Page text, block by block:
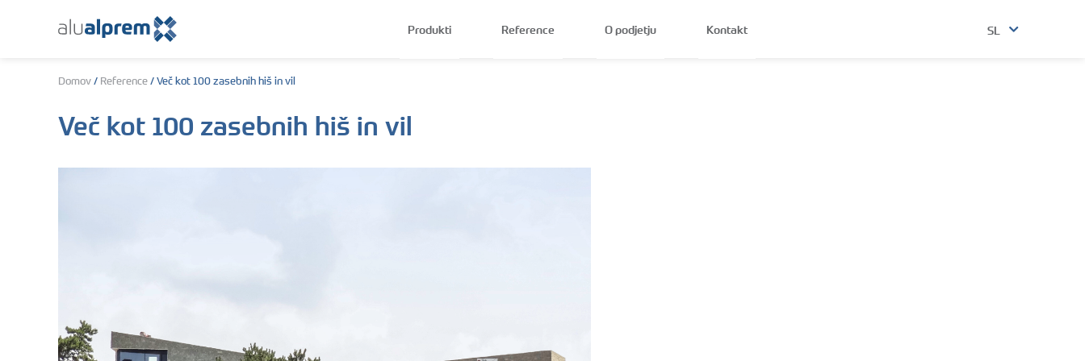
Produkti Reference O podjetju Kontakt SL
Domov/ Reference/Več kot 100 zasebnih hiš in vil
Več kot 100 zasebnih hiš in vil